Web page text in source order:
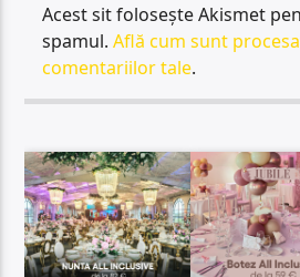
Acest sit folosește Akismet
spamul.Află cum sunt
comentariilor tale.